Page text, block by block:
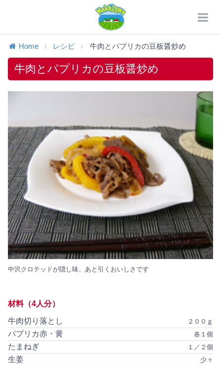
Home レシピ 牛肉とパプリカの豆板醤炒め
牛肉とパプリカの豆板醤炒め
中沢クロテッドが隠し味、あと引くおいしさです
材料（4人分）
２００ｇ
牛肉切り落とし
各１個
パプリカ赤・黄
１／２個
たまねぎ
少々
生姜